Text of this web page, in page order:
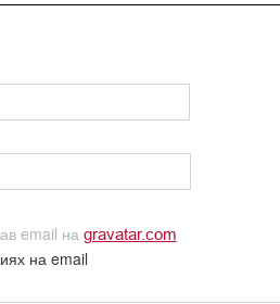
email на gravatar.com
на email